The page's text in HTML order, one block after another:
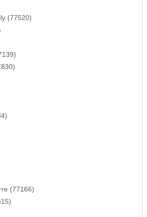
(77520)
(77166)